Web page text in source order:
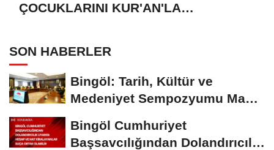
ÇOCUKLARINI KUR'AN'LA
SON HABERLER
Bingöl: Tarih, Kültür ve
Medeniyet Sempozyumu Mayıs
Bingöl Cumhuriyet
Başsavcılığından Dolandırıcılık